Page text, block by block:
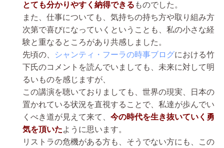
とても分かりやすく納得できる ものでした。
また、仕事についても、気持ちの持ち方や取り組み方
次第で喜びになっていくということも、私の小さな経
験と重なるところがあり共感しました。
先頃の、
シャンティ・フーラの時事ブログにおける竹
下氏のコメントを読んでいましても、未来に対して明
るいものを感じますが、
この講演を聴いておりましても、世界の現実、日本の
置かれている状況を直視することで、私達が歩んでい
くべき道が見えて来て、 今の時代を生き抜いていく勇
気を頂いたように思います。
リストラの危機がある方も、そうでない方にも、この